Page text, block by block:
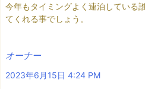
今年もタイミングよく連泊している
てくれる事でしょう。
オーナー
2023年6月15日 4:24 PM